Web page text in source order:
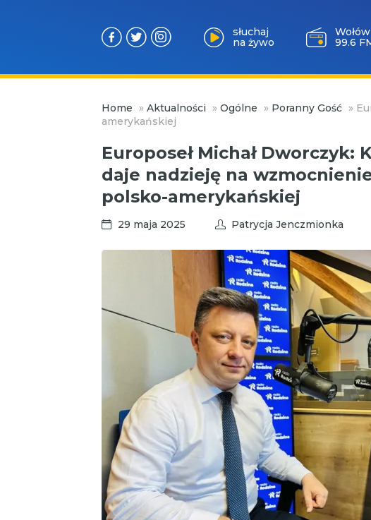
słuchaj
na żywo
Milicz
88.5
Home » Aktualności » Ogólne » Poranny Gość »
amerykańskiej
Europoseł Michał Dworczyk:
daje nadzieję na
polsko-amerykańskiej
29 maja 2025 Patrycja Jenczmionka